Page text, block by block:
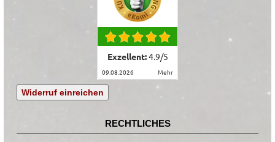
Exzellent:4.9/5
09.08.2026 mehr
Widerruf einreichen
RECHTLICHES